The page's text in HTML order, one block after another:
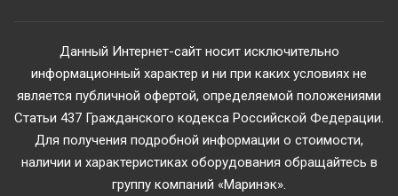
Данный Интернет-сайт носит исключительно
информационный характер и ни при каких условиях не
является публичной офертой, определяемой положениями
Статьи 437 Гражданского кодекса Российской Федерации.
Для получения подробной информации о стоимости,
наличии и характеристиках оборудования обращайтесь в
группу компаний «Маринэк».